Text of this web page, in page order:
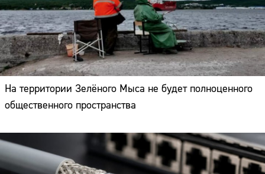
На территории Зелёного Мыса не будет полноценного
общественного пространства